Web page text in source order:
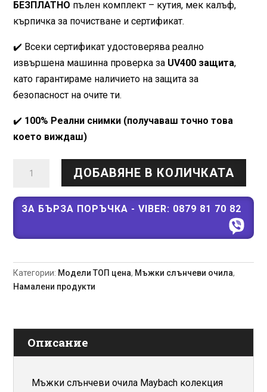
(193.63
лв.).
45,00€
(88.00
лв.).
БЕЗПЛАТНО пълен комплект – кутия, мек калъф,
кърпичка за почистване и сертификат.
✔️ Всеки сертификат удостоверява реално
извършена машинна проверка за UV400 защита,
като гарантираме наличието на защита за
безопасност на очите ти.
✔️ 100% Реални снимки (получаваш точно това
което виждаш)
YACHT
II
-
Лукзосни
Мъжки
ДОБАВЯНЕ В КОЛИЧКАТА
ЗА БЪРЗА ПОРЪЧКА - VIBER: 0879 81 70 82
Категории: Модели ТОП цена, Мъжки слънчеви очила,
Намалени продукти
Описание
Мъжки слънчеви очила Maybach колекция